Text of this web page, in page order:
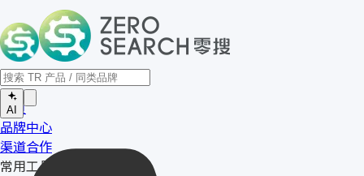
AI
首页
品牌中心
渠道合作
常用工具